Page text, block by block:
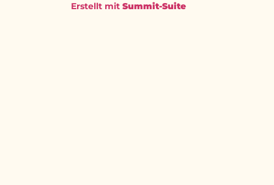
Erstellt mit Summit-Suite